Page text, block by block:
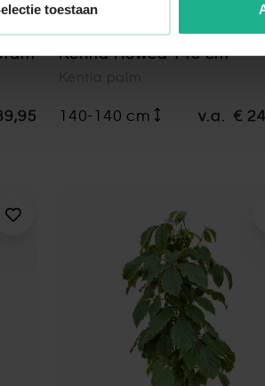
toestaan
Kentia Howea 140 cm
140-140 cm v.a. €